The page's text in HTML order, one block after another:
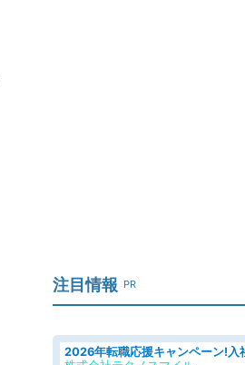
注目情報 PR